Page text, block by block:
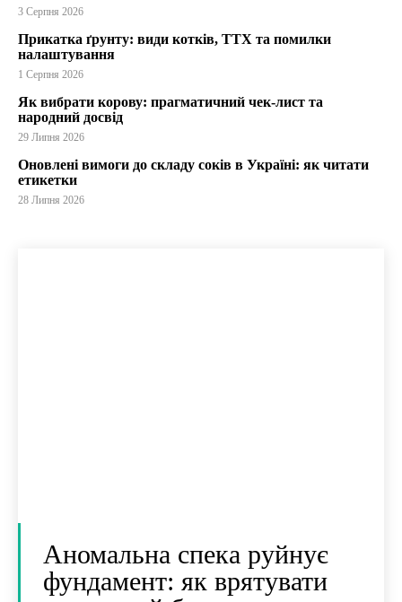
3 Серпня 2026
Прикатка ґрунту: види котків, ТТХ та помилки
налаштування
1 Серпня 2026
Як вибрати корову: прагматичний чек-лист та
народний досвід
29 Липня 2026
Оновлені вимоги до складу соків в Україні: як читати
етикетки
28 Липня 2026
Аномальна спека руйнує
фундамент: як врятувати